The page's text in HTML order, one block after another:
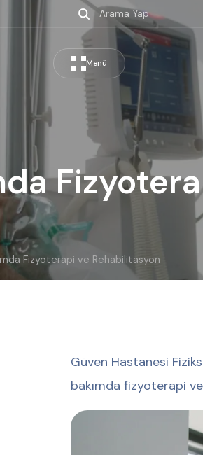
Menü
Fizyoterapi ve Rehabilitasyon
Güven Hastanesi
bakımda fizyoterapi